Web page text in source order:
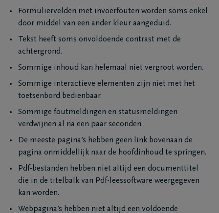
Formuliervelden met invoerfouten worden soms enkel
door middel van een ander kleur aangeduid.
Tekst heeft soms onvoldoende contrast met de
achtergrond.
Sommige inhoud kan helemaal niet vergroot worden.
Sommige interactieve elementen zijn niet met het
toetsenbord bedienbaar.
Sommige foutmeldingen en statusmeldingen
verdwijnen al na een paar seconden.
De meeste pagina’s hebben geen link bovenaan de
pagina onmiddellijk naar de hoofdinhoud te springen.
Pdf-bestanden hebben niet altijd een documenttitel
die in de titelbalk van Pdf-leessoftware weergegeven
kan worden.
Webpagina’s hebben niet altijd een voldoende